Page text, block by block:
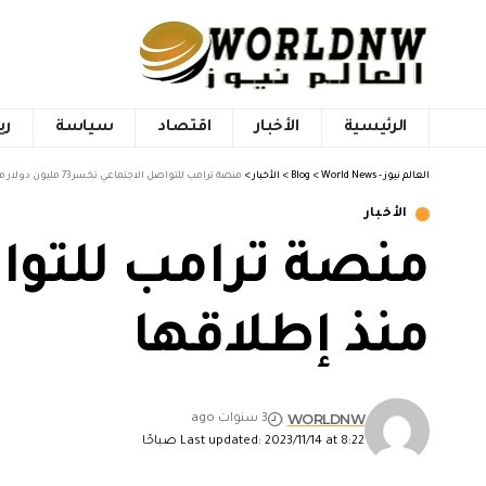
الرئيسية الأخبار اقتصاد سياسة
العالم نيوز - World News >
Blog
> الأخبار > منصة ترامب للتواصل الاجتماعي تخسر 73 مليون دولار منذ إطلاقها
الأخبار
منذ إطلاقها
Last updated: 2023/11/14 at 8:22 صباحًا
WORLDNW 3 سنوات ago